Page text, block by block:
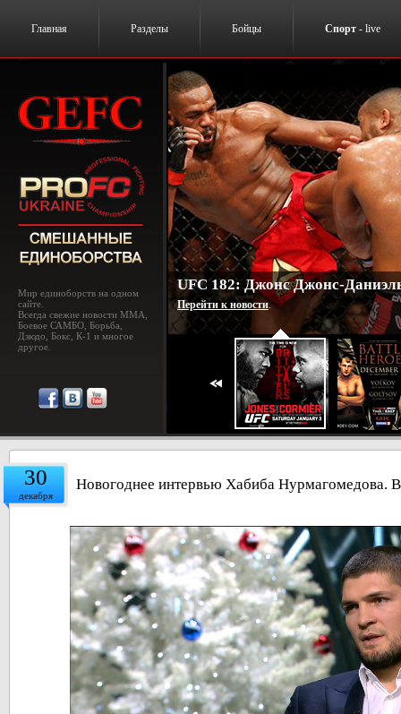
Главная Разделы Бойцы Спорт - live
Мир единоборств на одном
сайте.
Всегда свежие новости MMA,
Боевое САМБО, Борьба,
Дзюдо, Бокс, К-1 и многое
другое.
UFC 182: Джонс Джонс-
Перейти к новости.
30
декабря
Новогоднее интервью Хабиба Нурмагомедова.